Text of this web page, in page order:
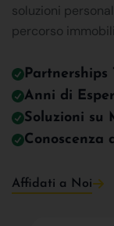
soluzioni
percorso
Partnerships
Anni di
Soluzioni su
Conoscenza
Affidati a Noi